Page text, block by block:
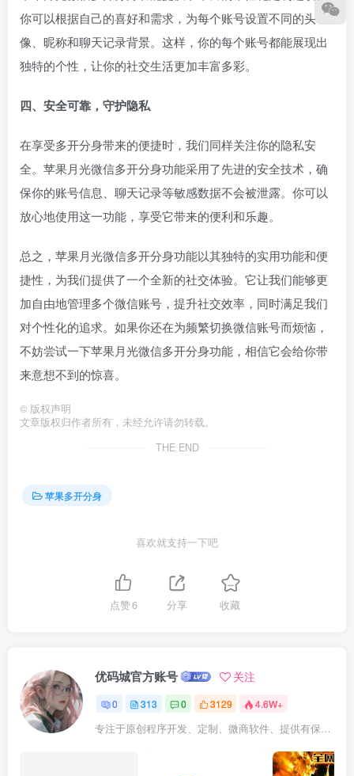
你可以根据自己的喜好和需求，为每个账号设置不同的头
像、昵称和聊天记录背景。这样，你的每个账号都能展现出
独特的个性，让你的社交生活更加丰富多彩。
四、安全可靠，守护隐私
在享受多开分身带来的便捷时，我们同样关注你的隐私安
全。苹果月光微信多开分身功能采用了先进的安全技术，确
保你的账号信息、聊天记录等敏感数据不会被泄露。你可以
放心地使用这一功能，享受它带来的便利和乐趣。
总之，苹果月光微信多开分身功能以其独特的实用功能和便
捷性，为我们提供了一个全新的社交体验。它让我们能够更
加自由地管理多个微信账号，提升社交效率，同时满足我们
对个性化的追求。如果你还在为频繁切换微信账号而烦恼，
不妨尝试一下苹果月光微信多开分身功能，相信它会给你带
来意想不到的惊喜。
© 版权声明
文章版权归作者所有，未经允许请勿转载。
THE END
苹果多开分身
喜欢就支持一下吧
点赞6 分享 收藏
优码城官方账号 关注
0 313 0 3129 4.6W+
专注于原创程序开发、定制、微商软件、提供有保障的维护及售后，做高品质程序网站认准万码库。